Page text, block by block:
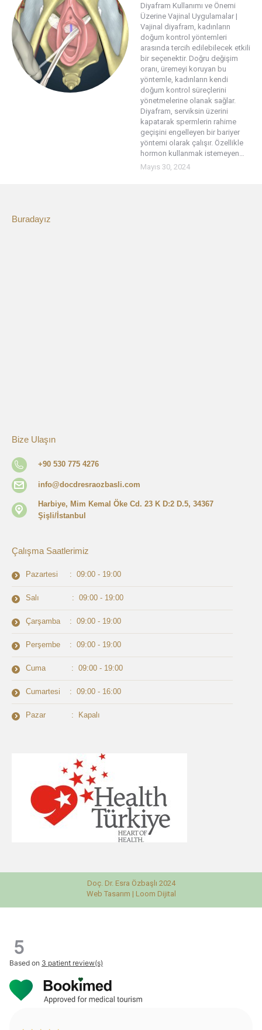
Diyafram Kullanımı ve Önemi
Üzerine Vajinal Uygulamalar |
Vajinal diyafram, kadınların
doğum kontrol yöntemleri
arasında tercih edilebilecek etkili
bir seçenektir. Doğru değişim
oranı, üremeyi koruyan bu
yöntemle, kadınların kendi
doğum kontrol süreçlerini
yönetmelerine olanak sağlar.
Diyafram, serviksin üzerini
kapatarak spermlerin rahime
geçişini engelleyen bir bariyer
yöntemi olarak çalışır. Özellikle
hormon kullanmak istemeyen…
Mayıs 30, 2024
Buradayız
Bize Ulaşın
+90 530 775 4276
info@docdresraozbasli.com
Harbiye, Mim Kemal Öke Cd. 23 K D:2 D.5, 34367
Şişli/İstanbul
Çalışma Saatlerimiz
Pazartesi : 09:00 - 19:00
Salı : 09:00 - 19:00
Çarşamba : 09:00 - 19:00
Perşembe : 09:00 - 19:00
Cuma : 09:00 - 19:00
Cumartesi : 09:00 - 16:00
Pazar : Kapalı
Doç. Dr. Esra Özbaşlı 2024
Web Tasarım | Loom Dijital
5
Based on 3 patient review(s)